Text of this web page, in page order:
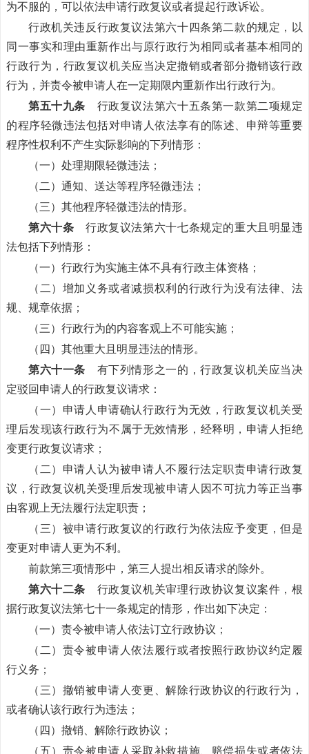
为不服的，可以依法申请行政复议或者提起行政诉讼。
行政机关违反行政复议法第六十四条第二款的规定，以
同一事实和理由重新作出与原行政行为相同或者基本相同的
行政行为，行政复议机关应当决定撤销或者部分撤销该行政
行为，并责令被申请人在一定期限内重新作出行政行为。
第五十九条 行政复议法第六十五条第一款第二项规定
的程序轻微违法包括对申请人依法享有的陈述、申辩等重要
程序性权利不产生实际影响的下列情形：
（一）处理期限轻微违法；
（二）通知、送达等程序轻微违法；
（三）其他程序轻微违法的情形。
第六十条 行政复议法第六十七条规定的重大且明显违
法包括下列情形：
（一）行政行为实施主体不具有行政主体资格；
（二）增加义务或者减损权利的行政行为没有法律、法
规、规章依据；
（三）行政行为的内容客观上不可能实施；
（四）其他重大且明显违法的情形。
第六十一条 有下列情形之一的，行政复议机关应当决
定驳回申请人的行政复议请求：
（一）申请人申请确认行政行为无效，行政复议机关受
理后发现该行政行为不属于无效情形，经释明，申请人拒绝
变更行政复议请求；
（二）申请人认为被申请人不履行法定职责申请行政复
议，行政复议机关受理后发现被申请人因不可抗力等正当事
由客观上无法履行法定职责；
（三）被申请行政复议的行政行为依法应予变更，但是
变更对申请人更为不利。
前款第三项情形中，第三人提出相反请求的除外。
第六十二条 行政复议机关审理行政协议复议案件，根
据行政复议法第七十一条规定的情形，作出如下决定：
（一）责令被申请人依法订立行政协议；
（二）责令被申请人依法履行或者按照行政协议约定履
行义务；
（三）撤销被申请人变更、解除行政协议的行政行为，
或者确认该行政行为违法；
（四）撤销、解除行政协议；
（五）责令被申请人采取补救措施、赔偿损失或者依法